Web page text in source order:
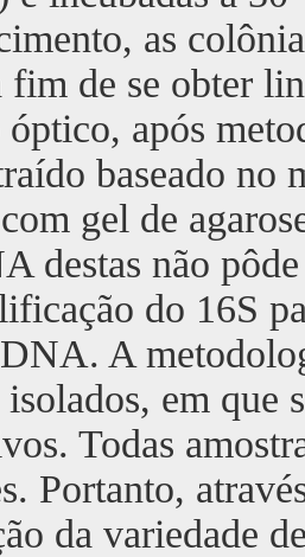
as
fim de se obter
após
baseado no
gel de
destas não
do 16S
A
isolados, em
Todas
Portanto,
da variedade